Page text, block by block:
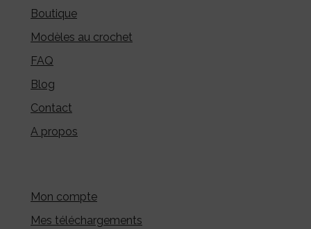
Boutique
Modèles au crochet
FAQ
Blog
Contact
A propos
Mon compte
Mes téléchargements